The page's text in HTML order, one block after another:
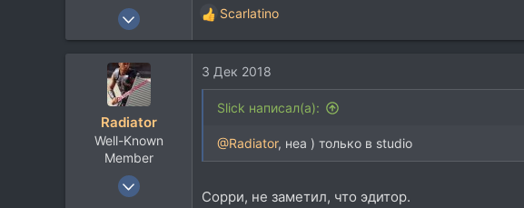
13 Май 2008
www.vk.com
Р
е
к
ц
Scarlatino
Radiator
Well-Known
Member
24 Май 2006
3 Дек 2018
Slick написал(а):
@Radiator, неа ) только в studio
Сорри, не заметил, что эдитор.